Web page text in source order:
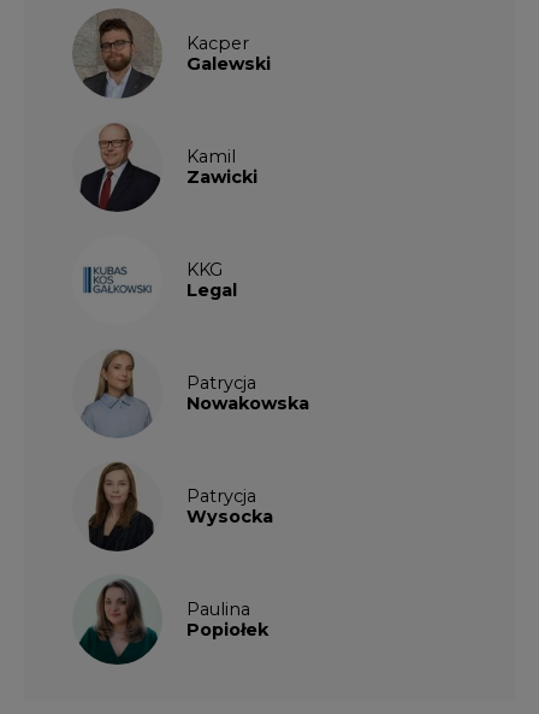
Kacper
Galewski
Kamil
Zawicki
KKG
Legal
Patrycja
Nowakowska
Patrycja
Wysocka
Paulina
Popiołek